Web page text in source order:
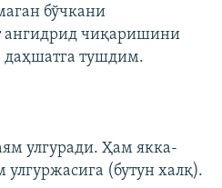
бўчкани
ангидрид чиқаришини
даҳшатга тушдим.
улгуради. Ҳам якка-
(бутун халқ).